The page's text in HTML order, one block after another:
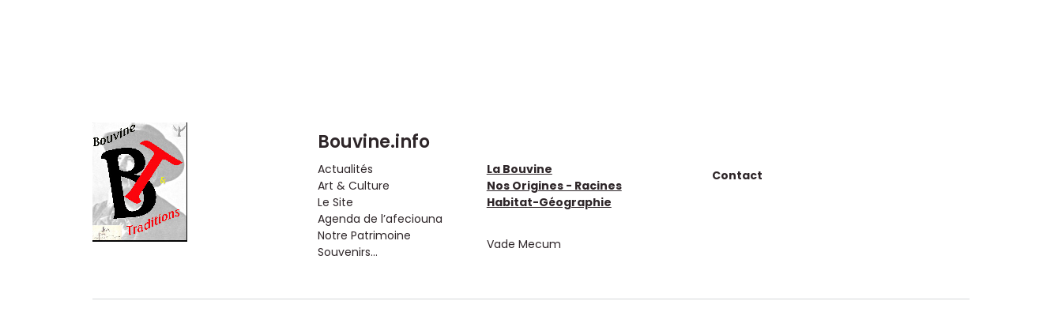
Bouvine.info
Actualités
Art & Culture
Le Site
Agenda de l’afeciouna
Notre Patrimoine
Souvenirs...
La Bouvine
Nos Origines - Racines
Habitat-Géographie
Vade Mecum
Contact